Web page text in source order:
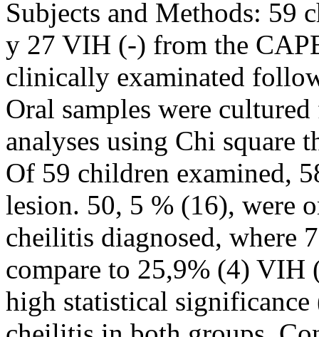
Subjects and Methods: 59
y 27 VIH (-) from the
clinically examinated
Oral samples were
analyses using Chi square
Of 59 children examined,
lesion. 50, 5 % (16), were
cheilitis diagnosed, where
compare to 25,9% (4) VIH
high statistical